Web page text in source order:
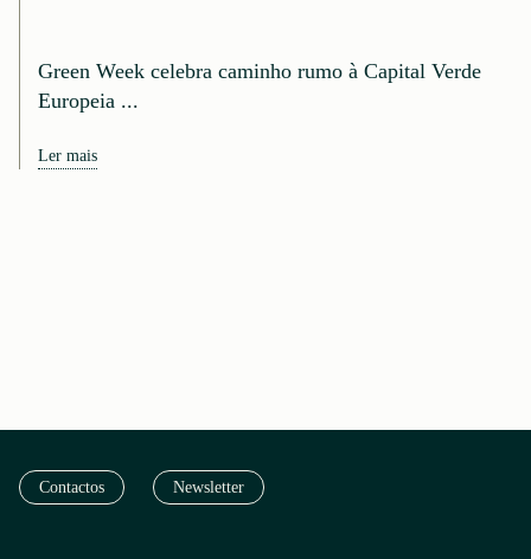
Green Week celebra caminho rumo à Capital Verde
Europeia ...
Ler mais
Contactos Newsletter